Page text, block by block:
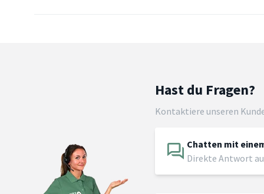
Hast du Fragen?
Kontaktiere unseren
Chatten mit
Direkte Antwort